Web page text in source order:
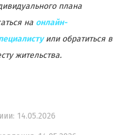
плана
на онлайн-
или обратиться в
жительства.
14.05.2026